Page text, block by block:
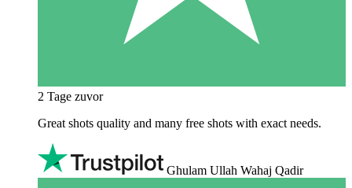
2 Tage zuvor
Great shots quality and many free shots with exact needs.
Ghulam Ullah Wahaj Qadir